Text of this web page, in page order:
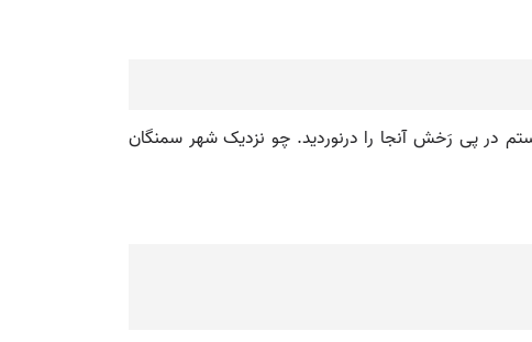
در پی رَخش آنجا را درنوردید. چو نزدیک شهر سمنگان